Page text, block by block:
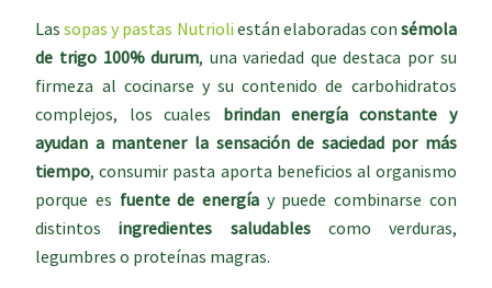
Lassopas y pastas Nutrioli están elaboradas con sémola
de trigo 100% durum, una variedad que destaca por su
firmeza al cocinarse y su contenido de carbohidratos
complejos, los cuales
brindan energía constante y
ayudan a mantener la sensación de saciedad por más
tiempo, consumir pasta aporta beneficios al organismo
porque es fuente de energía y puede combinarse con
distintosingredientes saludablescomo verduras,
legumbres o proteínas magras.